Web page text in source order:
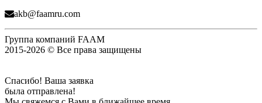
akb@faamru.com
Группа компаний FAAM
2015-2026 © Все права защищены
Спасибо! Ваша заявка
была отправлена!